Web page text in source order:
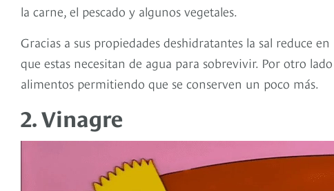
la carne, el pescado y algunos vegetales.
Gracias a sus propiedades deshidratantes la sal reduce
que estas necesitan de agua para sobrevivir. Por otro
alimentos permitiendo que se conserven un poco más.
2. Vinagre